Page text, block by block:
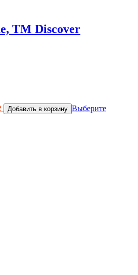
TM Discover
Добавить в корзину Выберите